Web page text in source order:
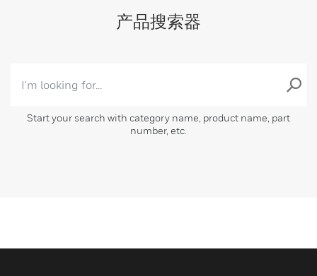
产品搜索器
Start your search with category name, product name, part
number, etc.